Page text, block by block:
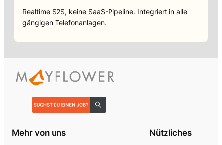
Realtime S2S, keine SaaS-Pipeline. Integriert in alle
gängigen Telefonanlagen.
Mehr von uns Nützliches